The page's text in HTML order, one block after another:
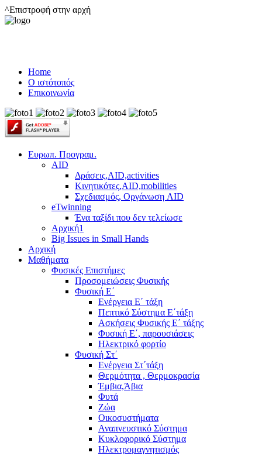
^Επιστροφή στην αρχή
Home
Ο ιστότοπός
Επικοινωνία
Ευρωπ. Προγραμ.
AID
Δράσεις,AID,activities
Κινητικότες,AID,mobilities
Σχεδιασμός, Οργάνωση AID
eTwinning
Ένα ταξίδι που δεν τελείωσε
Αρχική1
Big Issues in Small Hands
Αρχική
Μαθήματα
Φυσικές Επιστήμες
Προσομειώσεις Φυσικής
Φυσική Ε΄
Ενέργεια Ε΄ τάξη
Πεπτικό Σύστημα Ε΄τάξη
Ασκήσεις Φυσικής Ε΄ τάξης
Φυσική Ε΄, παρουσιάσεις
Ηλεκτρικό φορτίο
Φυσική Στ΄
Ενέργεια Στ΄τάξη
Θερμότητα , Θερμοκρασία
Έμβια,Άβια
Φυτά
Ζώα
Οικοσυστήματα
Αναπνευστικό Σύστημα
Κυκλοφορικό Σύστημα
Ηλεκτρομαγνητισμός